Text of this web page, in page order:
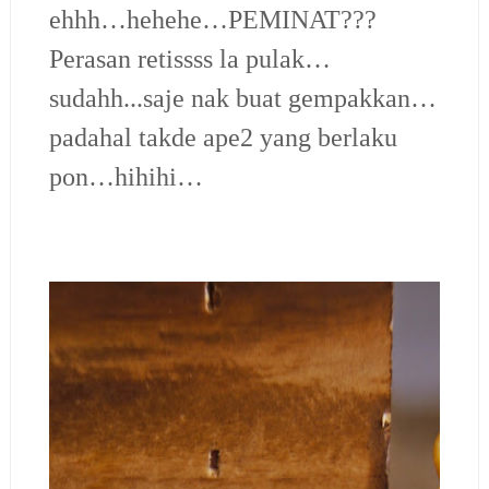
ehhh…hehehe…PEMINAT???
Perasan retissss la pulak…
sudahh...saje nak buat gempakkan…
padahal takde ape2 yang berlaku
pon…hihihi…